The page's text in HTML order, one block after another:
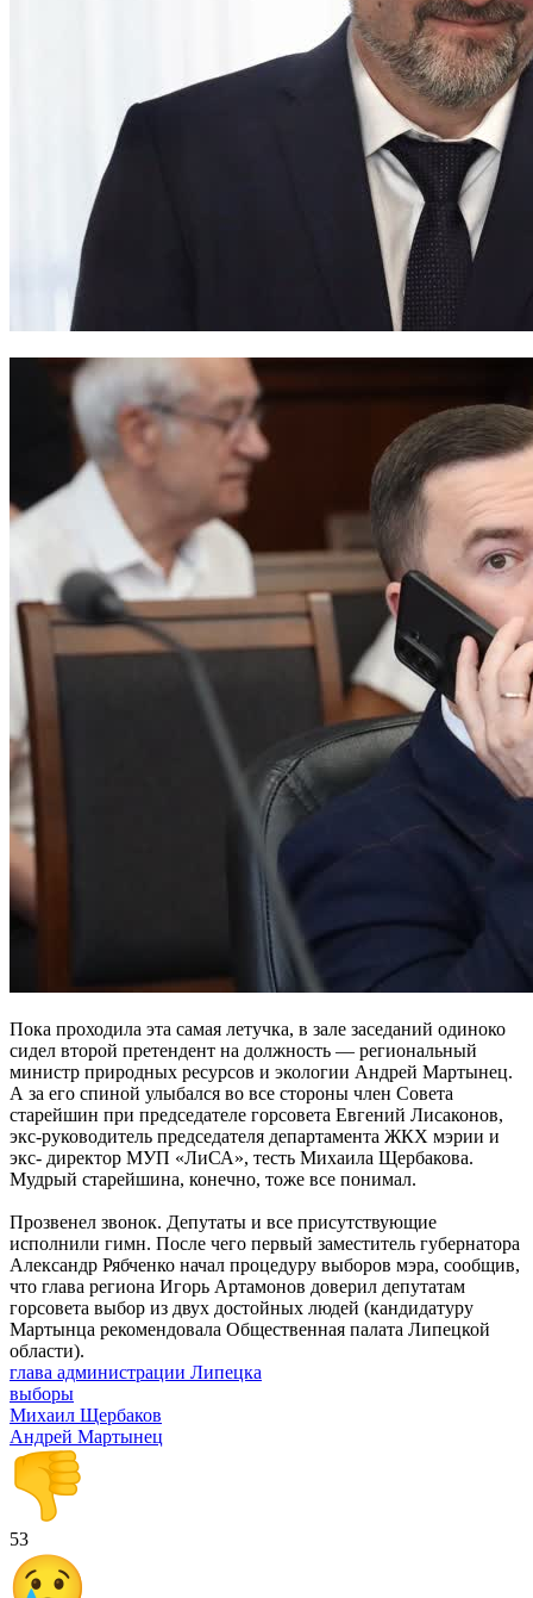
Пока проходила эта самая летучка, в зале заседаний одиноко
сидел второй претендент на должность — региональный
министр природных ресурсов и экологии Андрей Мартынец.
А за его спиной улыбался во все стороны член Совета
старейшин при председателе горсовета Евгений Лисаконов,
экс-руководитель председателя департамента ЖКХ мэрии и
экс- директор МУП «ЛиСА», тесть Михаила Щербакова.
Мудрый старейшина, конечно, тоже все понимал.
Прозвенел звонок. Депутаты и все присутствующие
исполнили гимн. После чего первый заместитель губернатора
Александр Рябченко начал процедуру выборов мэра, сообщив,
что глава региона Игорь Артамонов доверил депутатам
горсовета выбор из двух достойных людей (кандидатуру
Мартынца рекомендовала Общественная палата Липецкой
области).
глава администрации Липецка
выборы
Михаил Щербаков
Андрей Мартынец
53